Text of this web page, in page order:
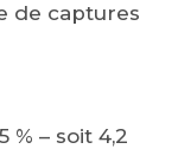
de captures
– soit 4,2